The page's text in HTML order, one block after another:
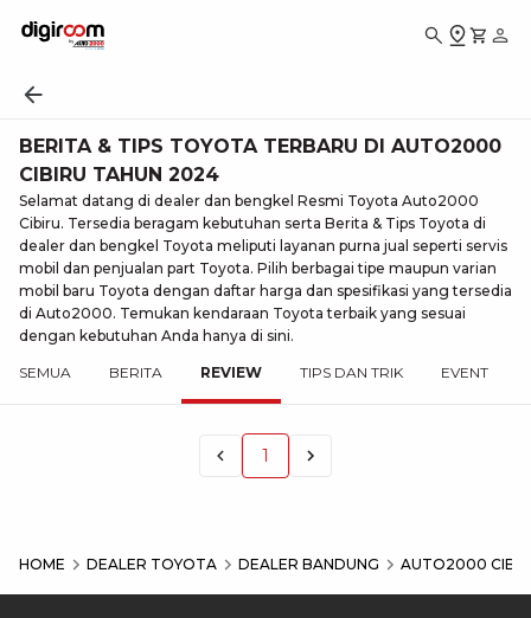
BERITA & TIPS TOYOTA TERBARU DI AUTO2000
CIBIRU TAHUN 2024
Selamat datang di dealer dan bengkel Resmi Toyota Auto2000
Cibiru. Tersedia beragam kebutuhan serta Berita & Tips Toyota di
dealer dan bengkel Toyota meliputi layanan purna jual seperti servis
mobil dan penjualan part Toyota. Pilih berbagai tipe maupun varian
mobil baru Toyota dengan daftar harga dan spesifikasi yang tersedia
di Auto2000. Temukan kendaraan Toyota terbaik yang sesuai
dengan kebutuhan Anda hanya di sini.
SEMUA BERITA REVIEW TIPS DAN TRIK EVENT
1
HOME DEALER TOYOTA DEALER BANDUNG AUTO2000